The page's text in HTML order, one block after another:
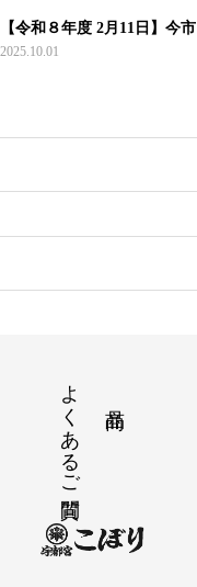
【令和８年度 2月11日】今市
2025.10.01
よくあるご質問